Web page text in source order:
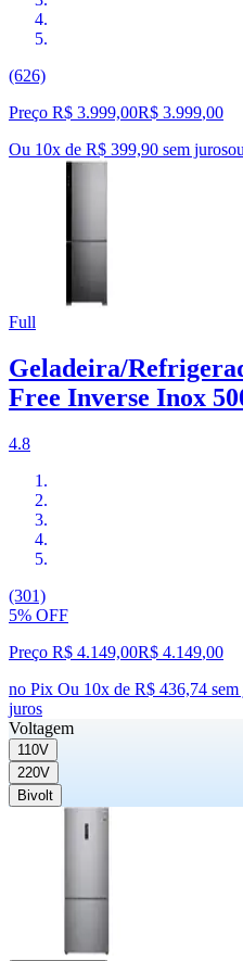
(626)
Preço R$ 3.999,00R$ 3.999,00
Ou 10x de R$ 399,90 sem jurosou
Full
Geladeira/
Free Inverse Inox
4.8
(301)
5% OFF
Preço R$ 4.149,00R$ 4.149,00
no Pix Ou 10x de R$ 436,74 sem
juros
Voltagem
110V
220V
Bivolt